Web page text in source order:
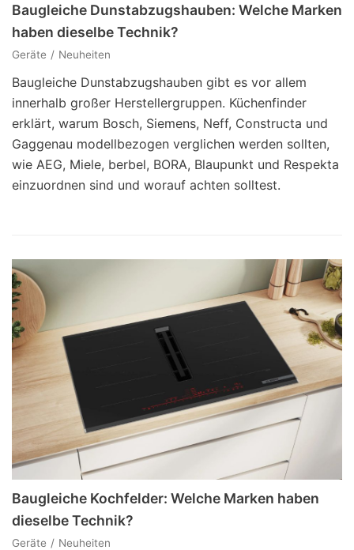
Baugleiche Dunstabzugshauben: Welche Marken
haben dieselbe Technik?
Geräte Neuheiten
Baugleiche Dunstabzugshauben gibt es vor allem
innerhalb großer Herstellergruppen. Küchenfinder
erklärt, warum Bosch, Siemens, Neff, Constructa und
Gaggenau modellbezogen verglichen werden sollten,
wie AEG, Miele, berbel, BORA, Blaupunkt und Respekta
einzuordnen sind und worauf achten solltest.
Baugleiche Kochfelder: Welche Marken haben
dieselbe Technik?
Geräte Neuheiten